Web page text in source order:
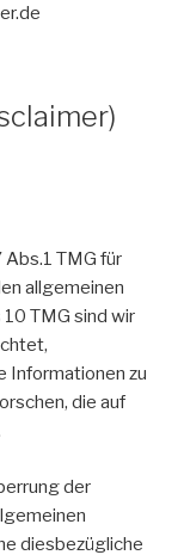
TMG für
allgemeinen
TMG sind wir
zu
die auf
der
diesbezügliche